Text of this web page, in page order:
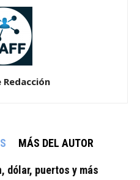
Redacción
MÁS DEL AUTOR
dólar, puertos y más